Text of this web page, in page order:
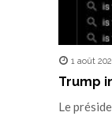
1 août
Trump
Le